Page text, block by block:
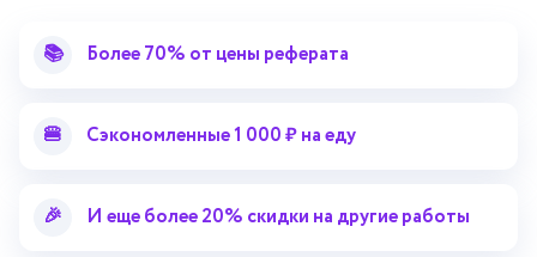
Лекторий
Справочник терминов
Последние статьи
Для правообладателей
📚 Более 70% от цены реферата
🍔 Сэкономленные 1 000 ₽ на еду
🎉 И еще более 20% скидки на другие работы